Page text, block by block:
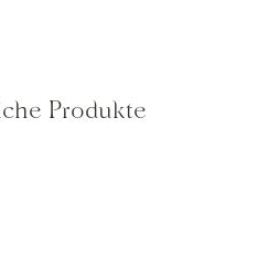
Produkte